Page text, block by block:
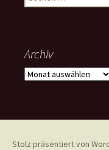
nach:
Archiv
Archiv
Stolz präsentiert von